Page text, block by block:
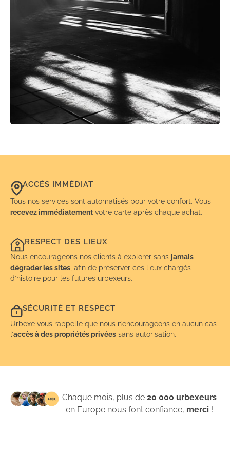
ACCÈS IMMÉDIAT
Tous nos services sont automatisés pour votre confort. Vous
recevez immédiatement votre carte après chaque achat.
RESPECT DES LIEUX
Nous encourageons nos clients à explorer sans jamais
dégrader les sites , afin de préserver ces lieux chargés
d’histoire pour les futures urbexeurs.
SÉCURITÉ ET RESPECT
Urbexe vous rappelle que nous n’encourageons en aucun cas
l’accès à des propriétés privées sans autorisation.
Chaque mois, plus de20 000 urbexeurs
en Europe nous font confiance, merci !